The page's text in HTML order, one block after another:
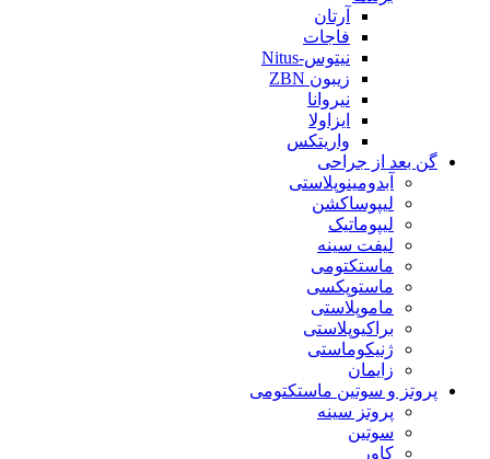
آرتان
فاجات
نیتوس-Nitus
زیبون ZBN
نیروانا
ایزاولا
واریتکس
گن بعد از جراحی
آبدومینوپلاستی
لیپوساکشن
لیپوماتیک
لیفت سینه
ماستکتومی
ماستوپکسی
ماموپلاستی
براکیوپلاستی
ژنیکوماستی
زایمان
پروتز و سوتین ماستکتومی
پروتز سینه
سوتین
کاور